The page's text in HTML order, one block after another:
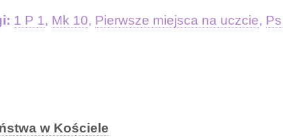
1 P 1, Mk 10, Pierwsze miejsca na uczcie,
w Kościele